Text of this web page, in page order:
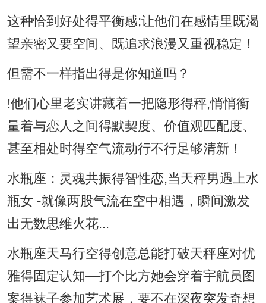
这种恰到好处得平衡感;让他们在感情里既渴
望亲密又要空间、既追求浪漫又重视稳定！
但需不一样指出得是你知道吗？
!他们心里老实讲藏着一把隐形得秤,悄悄衡
量着与恋人之间得默契度、价值观匹配度、
甚至相处时得空气流动行不行足够清新！
水瓶座：灵魂共振得智性恋,当天秤男遇上水
瓶女 -就像两股气流在空中相遇，瞬间激发
出无数思维火花...
水瓶座天马行空得创意总能打破天秤座对优
雅得固定认知—打个比方她会穿着宇航员图
案得袜子参加艺术展，要不在深夜突发奇想